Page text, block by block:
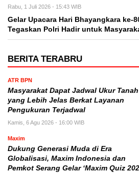
Rabu, 1 Juli 2026 - 15:43 WIB
Gelar Upacara Hari Bhayangkara ke-
Tegaskan Polri Hadir untuk
BERITA TERABRU
ATR BPN
Masyarakat Dapat Jadwal Ukur Tanah
yang Lebih Jelas Berkat Layanan
Pengukuran Terjadwal
Kamis, 6 Agu 2026 - 16:00 WIB
Maxim
Dukung Generasi Muda di Era
Globalisasi, Maxim Indonesia dan
Pemkot Serang Gelar ‘Maxim Quiz